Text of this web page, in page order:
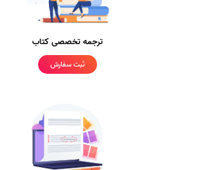
ترجمه تخصصی کتاب
ثبت سفارش